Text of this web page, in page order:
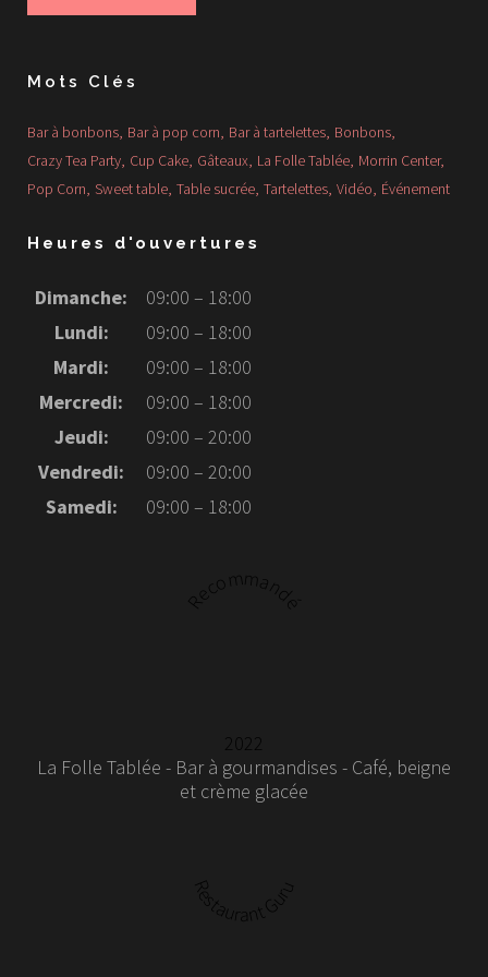
Mots Clés
Bar à bonbons Bar à pop corn Bar à tartelettes Bonbons
Crazy Tea Party Cup Cake Gâteaux La Folle Tablée Morrin Center
Pop Corn Sweet table Table sucrée Tartelettes Vidéo Événement
Heures d'ouvertures
Dimanche:
09:00 – 18:00
Lundi:
09:00 – 18:00
Mardi:
09:00 – 18:00
Mercredi:
09:00 – 18:00
Jeudi:
09:00 – 20:00
Vendredi:
09:00 – 20:00
Samedi:
09:00 – 18:00
Recommandé
2022
La Folle Tablée - Bar à gourmandises - Café, beigne
et crème glacée
Restaurant Guru